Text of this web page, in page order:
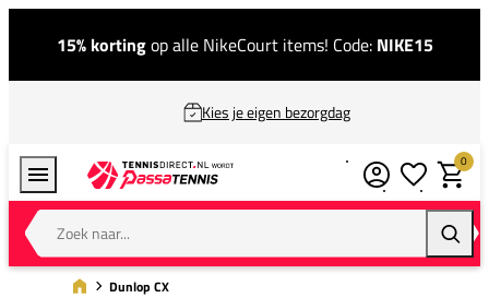
15% kortingop alle NikeCourt items! Code: NIKE15
Kies je eigen bezorgdag
Zoek naar...
0
Dunlop CX